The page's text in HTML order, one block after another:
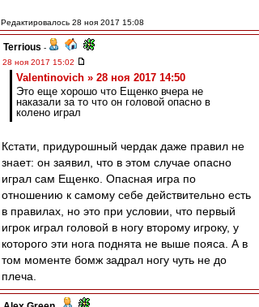
Редактировалось 28 ноя 2017 15:08
Terrious -
28 ноя 2017 15:02
Valentinovich » 28 ноя 2017 14:50
Это еще хорошо что Ещенко вчера не
наказали за то что он головой опасно в
колено играл
Кстати, придурошный чердак даже правил не
знает: он заявил, что в этом случае опасно
играл сам Ещенко. Опасная игра по
отношению к самому себе действительно есть
в правилах, но это при условии, что первый
игрок играл головой в ногу второму игроку, у
которого эти нога поднята не выше пояса. А в
том моменте бомж задрал ногу чуть не до
плеча.